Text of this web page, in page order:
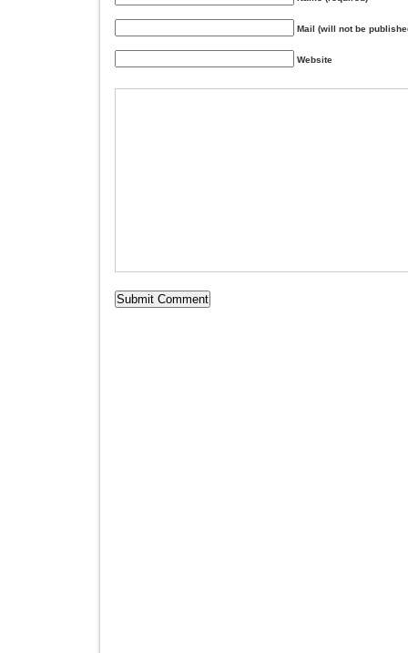
Mail (will not be
Website